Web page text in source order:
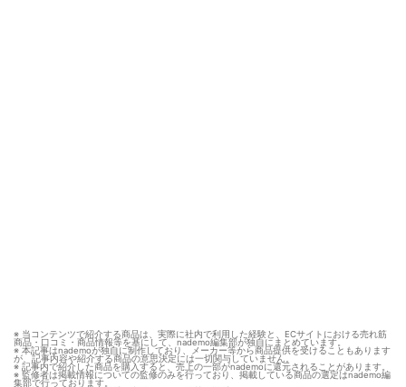
※ 当コンテンツで紹介する商品は、実際に社内で利用した経験と、ECサイトにおける売れ筋
商品・口コミ・商品情報等を基にして、nademo編集部が独自にまとめています。
※ 本記事はnademoが独自に制作しており、メーカー等から商品提供を受けることもあります
が、記事内容や紹介する商品の意思決定には一切関与していません。
※ 記事内で紹介した商品を購入すると、売上の一部がnademoに還元されることがあります。
※ 監修者は掲載情報についての監修のみを行っており、掲載している商品の選定はnademo編
集部で行っております。